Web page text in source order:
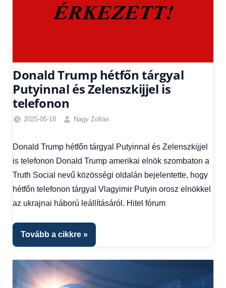
Donald Trump hétfőn tárgyal
Putyinnal és Zelenszkijjel is
telefonon
2025-05-18
Nagy Zoltán
hírek,
Gazdaság,
Hírek,
Hírek
kézből,
Donald Trump hétfőn tárgyal Putyinnal és Zelenszkijjel
is telefonon Donald Trump amerikai elnök szombaton a
Truth Social nevű közösségi oldalán bejelentette, hogy
hétfőn telefonon tárgyal Vlagyimir Putyin orosz elnökkel
az ukrajnai háború leállításáról. Hitel fórum
Tovább a cikkre